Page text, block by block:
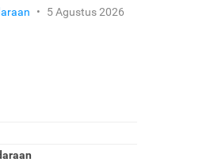
• 5 Agustus 2026